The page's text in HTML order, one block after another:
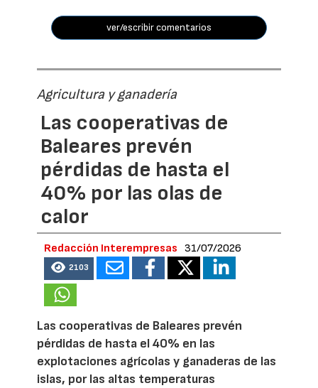
ver/escribir comentarios
Agricultura y ganadería
Las cooperativas de
Baleares prevén
pérdidas de hasta el
40% por las olas de
calor
Redacción Interempresas 31/07/2026
2103
Las cooperativas de Baleares prevén
pérdidas de hasta el 40% en las
explotaciones agrícolas y ganaderas de las
islas, por las altas temperaturas